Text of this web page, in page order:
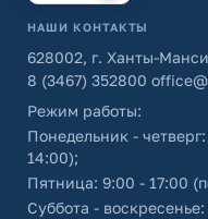
НАШИ КОНТАКТЫ
628002, г. Ханты-
8 (3467) 352800
Режим работы:
Понедельник -
14:00);
Пятница: 9:00 - 17:00
Суббота -